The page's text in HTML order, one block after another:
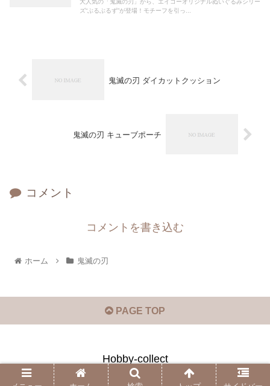
大人気の「鬼滅の刃」から、エイコーオリジナルぬいぐるみシリー
ズ“ぶるぶるず”が登場！モチーフを引っ...
鬼滅の刃 ダイカットクッション
鬼滅の刃 キューブポーチ
コメント
コメントを書き込む
ホーム 鬼滅の刃
PAGE TOP
Hobby-collect
© 2020 Hobby-collect.